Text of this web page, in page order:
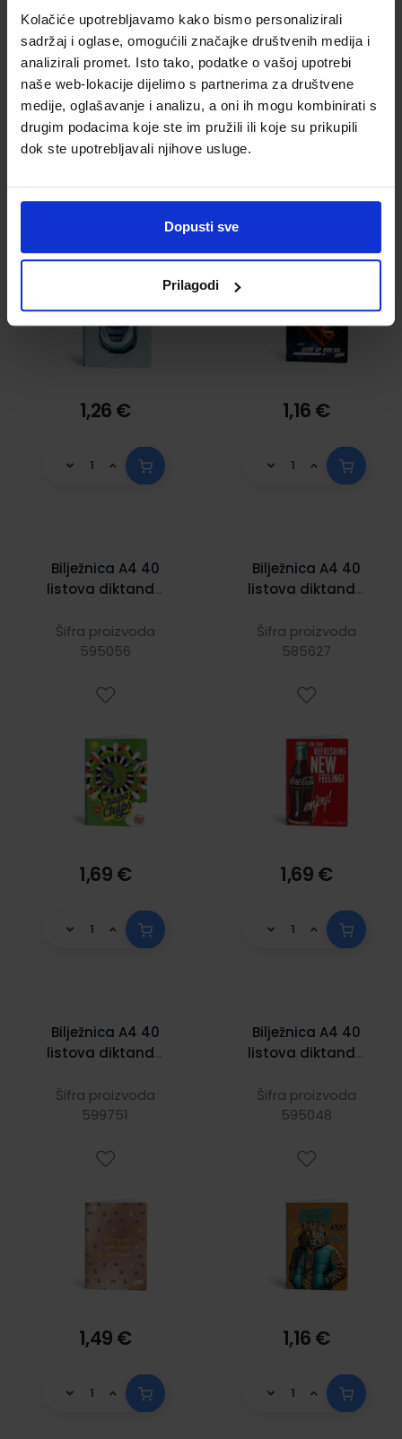
Kolačiće upotrebljavamo kako bismo personalizirali
sadržaj i oglase, omogućili značajke društvenih medija i
analizirali promet. Isto tako, podatke o vašoj upotrebi
naše web-lokacije dijelimo s partnerima za društvene
medije, oglašavanje i analizu, a oni ih mogu kombinirati s
drugim podacima koje ste im pružili ili koje su prikupili
dok ste upotrebljavali njihove usluge.
Dopusti sve
Prilagodi
Bilježnica A4 40
listova diktando
automobili Rimac
553384
1,26 €
Bilježnica A4 40
listova diktando
599605
1,16 €
Bilježnica A4 40
listova diktando
Šifra proizvoda
595056
1,69 €
Bilježnica A4 40
listova diktando
Šifra proizvoda
585627
1,69 €
Bilježnica A4 40
listova diktando
Šifra proizvoda
599751
1,49 €
Bilježnica A4 40
listova diktando
Šifra proizvoda
595048
1,16 €